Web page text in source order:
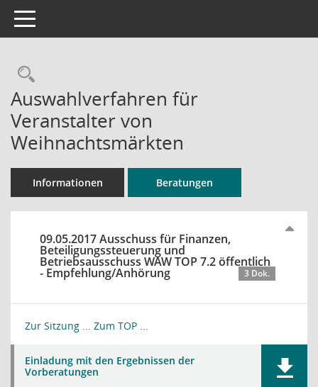
Toggle navigation
Rechercheauswahl
Auswahlverfahren für
Veranstalter von
Weihnachtsmärkten
Informationen Beratungen
09.05.2017 Ausschuss für Finanzen,
Beteiligungssteuerung und
Betriebsausschuss WAW TOP 7.2 öffentlich
- Empfehlung/Anhörung 3 Dok.
Zur Sitzung ... Zum TOP ...
Einladung mit den Ergebnissen der
Vorberatungen